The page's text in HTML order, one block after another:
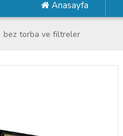
Anasayfa
bez torba ve filtreler